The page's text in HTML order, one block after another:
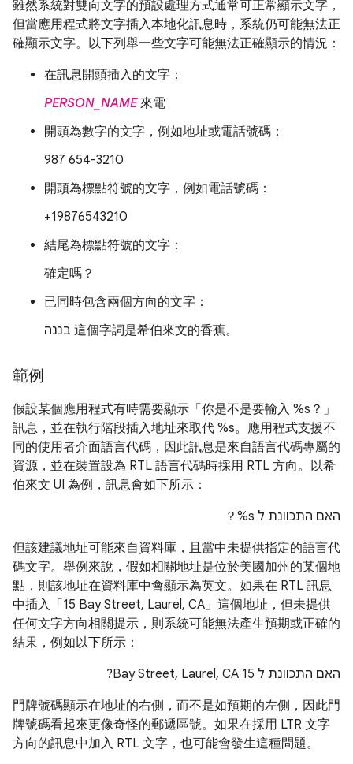
雖然系統對雙向文字的預設處理方式通常可正常顯示文字，
但當應用程式將文字插入本地化訊息時，系統仍可能無法正
確顯示文字。以下列舉一些文字可能無法正確顯示的情況：
在訊息開頭插入的文字：
PERSON_NAME來電
開頭為數字的文字，例如地址或電話號碼：
987 654-3210
開頭為標點符號的文字，例如電話號碼：
+19876543210
結尾為標點符號的文字：
確定嗎？
已同時包含兩個方向的文字：
בננה 這個字詞是希伯來文的香蕉。
範例
假設某個應用程式有時需要顯示「你是不是要輸入 %s？」
訊息，並在執行階段插入地址來取代 %s。應用程式支援不
同的使用者介面語言代碼，因此訊息是來自語言代碼專屬的
資源，並在裝置設為 RTL 語言代碼時採用 RTL 方向。以希
伯來文 UI 為例，訊息會如下所示：
האם התכוונת ל %s
？
但該建議地址可能來自資料庫，且當中未提供指定的語言代
碼文字。舉例來說，假如相關地址是位於美國加州的某個地
點，則該地址在資料庫中會顯示為英文。如果在 RTL 訊息
中插入「15 Bay Street, Laurel, CA」這個地址，但未提供
任何文字方向相關提示，則系統可能無法產生預期或正確的
結果，例如以下所示：
האם התכוונת ל 15 Bay Street, Laurel, CA?
門牌號碼顯示在地址的右側，而不是如預期的左側，因此門
牌號碼看起來更像奇怪的郵遞區號。如果在採用 LTR 文字
方向的訊息中加入 RTL 文字，也可能會發生這種問題。